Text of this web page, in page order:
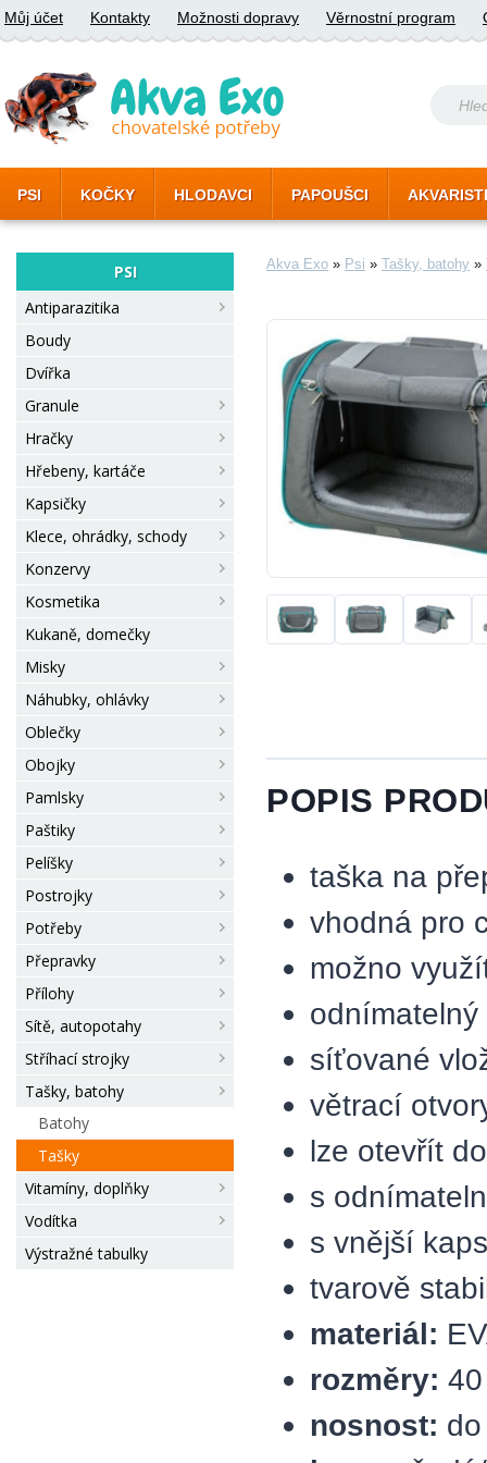
Můj účet Kontakty Možnosti dopravy Věrnostní program
PSI KOČKY HLODAVCI PAPOUŠCI
PSI
Antiparazitika
Boudy
Dvířka
Granule
Hračky
Hřebeny, kartáče
Kapsičky
Klece, ohrádky, schody
Konzervy
Kosmetika
Kukaně, domečky
Misky
Náhubky, ohlávky
Oblečky
Obojky
Pamlsky
Paštiky
Pelíšky
Postrojky
Potřeby
Přepravky
Přílohy
Sítě, autopotahy
Stříhací strojky
Tašky, batohy
Batohy
Tašky
Vitamíny, doplňky
Vodítka
Výstražné tabulky
Akva Exo » Psi » Tašky, batohy »
POPIS
taška na
vhodná pro
možno
síťované
větrací
lze otevřít
s
s vnější
tvarově
materiál:
rozměry:
nosnost: